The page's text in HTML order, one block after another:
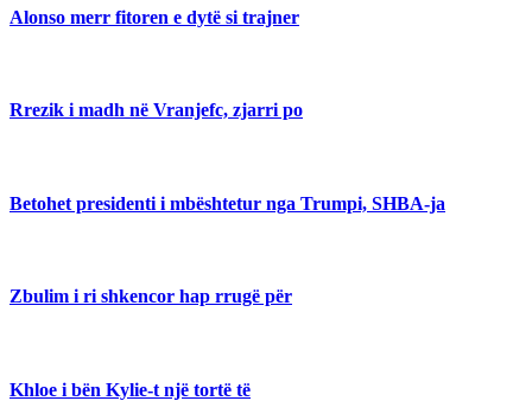
Alonso merr fitoren e dytë si trajner
Rrezik i madh në Vranjefc, zjarri po
Betohet presidenti i mbështetur nga Trumpi, SHBA-ja
Zbulim i ri shkencor hap rrugë për
Khloe i bën Kylie-t një tortë të